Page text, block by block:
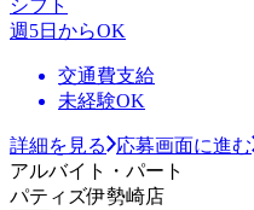
シフト
週5日からOK
交通費支給
未経験OK
詳細を見る
応募画面に進む
アルバイト・パート
パティズ伊勢崎店